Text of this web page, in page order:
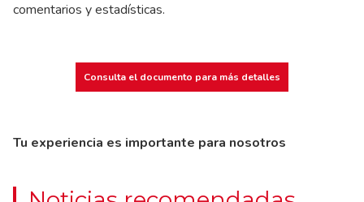
comentarios y estadísticas.
Consulta el documento para más detalles
Tu experiencia es importante para nosotros